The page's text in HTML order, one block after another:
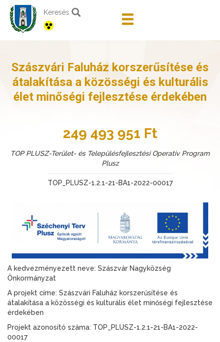
Keresés
Szászvári Faluház korszerűsítése és
átalakítása a közösségi és kulturális
élet minőségi fejlesztése érdekében
249 493 951 Ft
TOP PLUSZ-Terület- és Településfejlesztési Operatív Program
Plusz
TOP_PLUSZ-1.2.1-21-BA1-2022-00017
A kedvezményezett neve: Szászvár Nagyközség
Önkormányzat
A projekt címe: Szászvári Faluház korszerűsítése és
átalakítása a közösségi és kulturális élet minőségi fejlesztése
érdekében
Projekt azonosító száma: TOP_PLUSZ-1.2.1-21-BA1-2022-
00017